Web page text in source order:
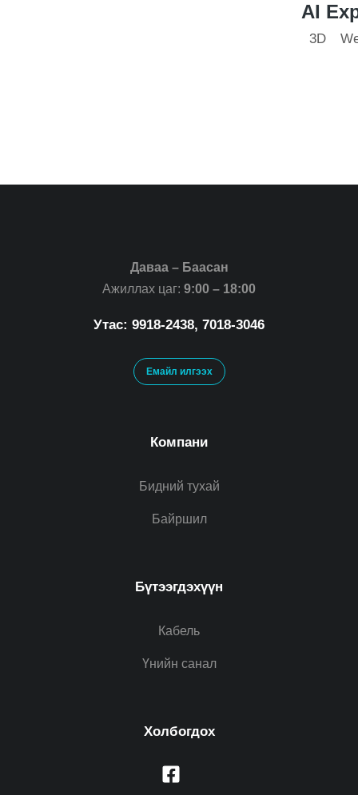
AI
3D
Даваа – Баасан
Ажиллах цаг: 9:00 – 18:00
Утас: 9918-2438, 7018-3046
Емайл илгээх
Компани
Бидний тухай
Байршил
Бүтээгдэхүүн
Кабель
Үнийн санал
Холбогдох